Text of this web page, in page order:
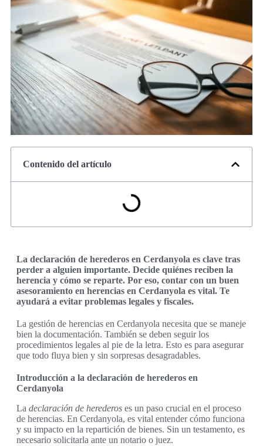
Contenido del artículo
La declaración de herederos en Cerdanyola es clave tras
perder a alguien importante. Decide quiénes reciben la
herencia y cómo se reparte. Por eso, contar con un buen
asesoramiento en herencias en Cerdanyola es vital. Te
ayudará a evitar problemas legales y fiscales.
La gestión de herencias en Cerdanyola necesita que se maneje
bien la documentación. También se deben seguir los
procedimientos legales al pie de la letra. Esto es para asegurar
que todo fluya bien y sin sorpresas desagradables.
Introducción a la declaración de herederos en
Cerdanyola
La declaración de herederos es un paso crucial en el proceso
de herencias. En Cerdanyola, es vital entender cómo funciona
y su impacto en la repartición de bienes. Sin un testamento, es
necesario solicitarla ante un notario o juez.